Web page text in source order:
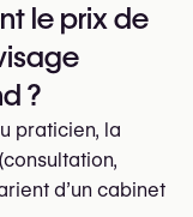
le prix de
?
praticien, la
d’un cabinet